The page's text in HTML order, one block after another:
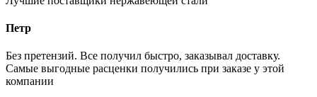
Петр
Без претензий. Все получил быстро, заказывал доставку.
Самые выгодные расценки получились при заказе у этой
компании